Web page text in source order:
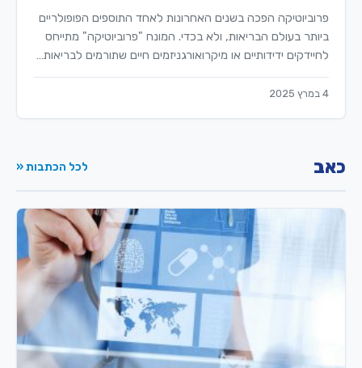
פרוביוטיקה הפכה בשנים האחרונות לאחד התוספים הפופולריים
ביותר בעולם הבריאות, ולא בכדי. המונח "פרוביוטיקה" מתייחס
לחיידקים ידידותיים או מיקרואורגניזמים חיים שתורמים לבריאות…
4 במרץ 2025
כאב לכל הכתבות «